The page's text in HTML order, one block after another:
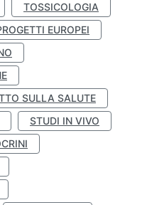
TOSSICOLOGIA
EUROPEI
SULLA SALUTE
STUDI IN VIVO